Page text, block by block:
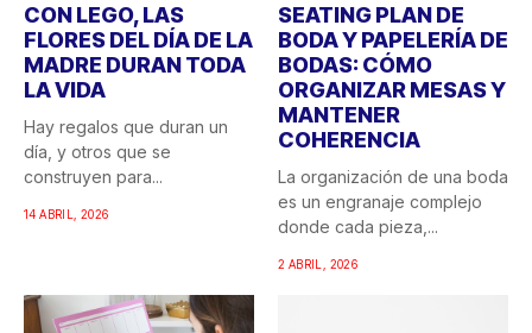
CON LEGO, LAS
FLORES DEL DÍA DE LA
MADRE DURAN TODA
LA VIDA
Hay regalos que duran un
día, y otros que se
construyen para...
14 ABRIL, 2026
SEATING PLAN DE
BODA Y PAPELERÍA DE
BODAS: CÓMO
ORGANIZAR MESAS Y
MANTENER
COHERENCIA
La organización de una boda
es un engranaje complejo
donde cada pieza,...
2 ABRIL, 2026